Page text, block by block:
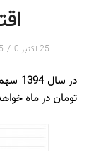
25 اکتبر 2015 / 0 دیدگاه
تومان در ماه